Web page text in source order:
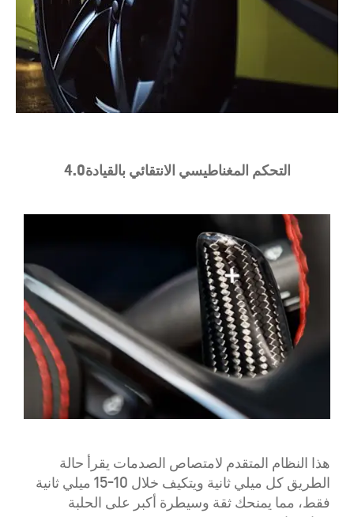
التحكم المغناطيسي الانتقائي بالقيادة4.0
هذا النظام المتقدم لامتصاص الصدمات يقرأ حالة
الطريق كل ميلي ثانية ويتكيف خلال 10-15 ميلي ثانية
فقط، مما يمنحك ثقة وسيطرة أكبر على الحلبة